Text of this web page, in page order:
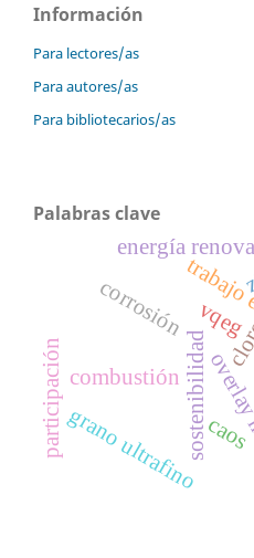
Información
Para lectores/as
Para autores/as
Para bibliotecarios/as
Palabras clave
sostenibilidad
combustión
corrosión
grano ultrafino
participación
vqeg
energía
caos